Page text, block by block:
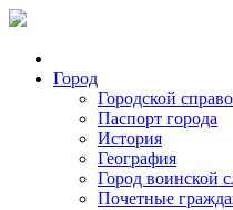
Город
Городской
Паспорт города
История
География
Город воинской
Почетные